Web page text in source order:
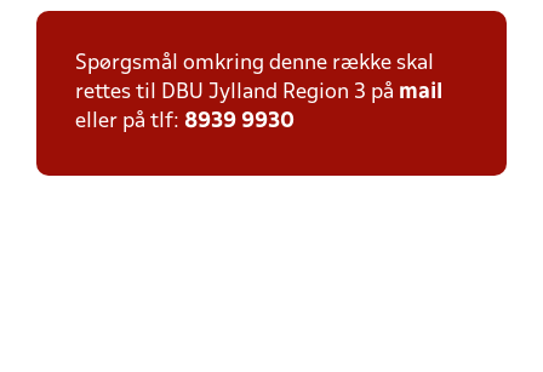
Spørgsmål omkring denne række skal
rettes til DBU Jylland Region 3 på mail
eller på tlf: 8939 9930